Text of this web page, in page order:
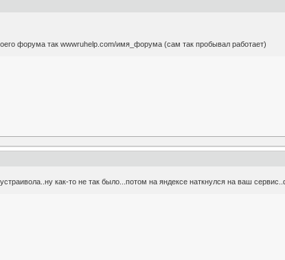
форума так wwwruhelp.com/имя_форума (сам так пробывал работает)
как-то не так было...потом на яндексе наткнулся на ваш